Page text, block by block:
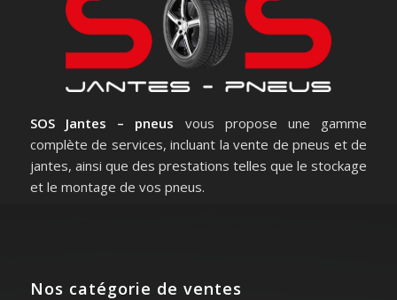
SOS Jantes – pneus vous propose une gamme
complète de services, incluant la vente de pneus et de
jantes, ainsi que des prestations telles que le stockage
et le montage de vos pneus.
Nos catégorie de ventes